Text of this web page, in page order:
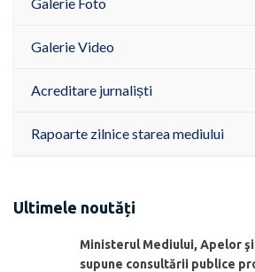
Galerie Foto
Galerie Video
Acreditare jurnaliști
Rapoarte zilnice starea mediului
Ultimele noutăți
Ministerul Mediului, Apelor
supune consultării publice